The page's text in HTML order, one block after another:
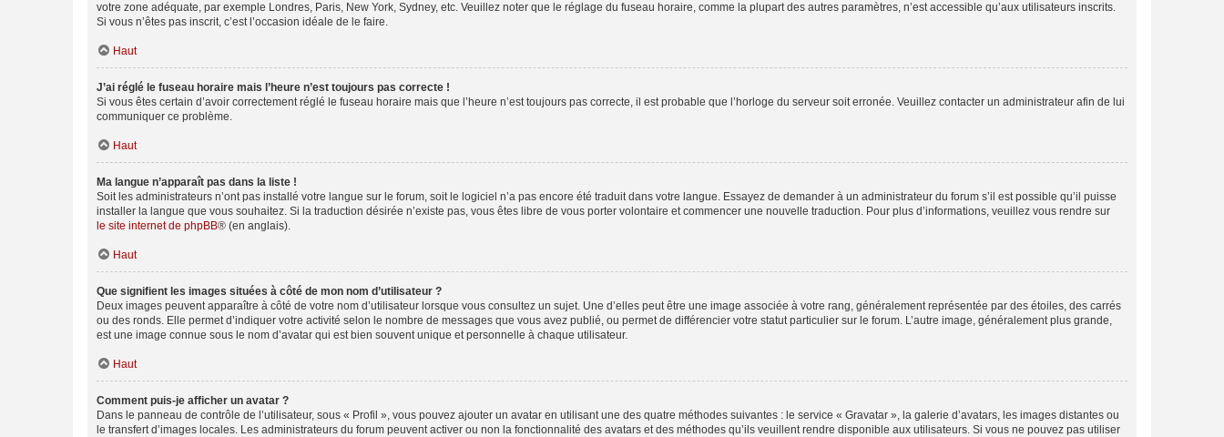
votre zone adéquate, par exemple Londres, Paris, New York, Sydney, etc. Veuillez noter que le réglage du fuseau horaire, comme la plupart des autres paramètres, n’est accessible qu’aux utilisateurs inscrits.
Si vous n’êtes pas inscrit, c’est l’occasion idéale de le faire.
Haut
J’ai réglé le fuseau horaire mais l’heure n’est toujours pas correcte !
Si vous êtes certain d’avoir correctement réglé le fuseau horaire mais que l’heure n’est toujours pas correcte, il est probable que l’horloge du serveur soit erronée. Veuillez contacter un administrateur afin de lui
communiquer ce problème.
Haut
Ma langue n’apparaît pas dans la liste !
Soit les administrateurs n’ont pas installé votre langue sur le forum, soit le logiciel n’a pas encore été traduit dans votre langue. Essayez de demander à un administrateur du forum s’il est possible qu’il puisse
installer la langue que vous souhaitez. Si la traduction désirée n’existe pas, vous êtes libre de vous porter volontaire et commencer une nouvelle traduction. Pour plus d’informations, veuillez vous rendre sur
le site internet de phpBB® (en anglais).
Haut
Que signifient les images situées à côté de mon nom d’utilisateur ?
Deux images peuvent apparaître à côté de votre nom d’utilisateur lorsque vous consultez un sujet. Une d’elles peut être une image associée à votre rang, généralement représentée par des étoiles, des carrés
ou des ronds. Elle permet d’indiquer votre activité selon le nombre de messages que vous avez publié, ou permet de différencier votre statut particulier sur le forum. L’autre image, généralement plus grande,
est une image connue sous le nom d’avatar qui est bien souvent unique et personnelle à chaque utilisateur.
Haut
Comment puis-je afficher un avatar ?
Dans le panneau de contrôle de l’utilisateur, sous « Profil », vous pouvez ajouter un avatar en utilisant une des quatre méthodes suivantes : le service « Gravatar », la galerie d’avatars, les images distantes ou
le transfert d’images locales. Les administrateurs du forum peuvent activer ou non la fonctionnalité des avatars et des méthodes qu’ils veuillent rendre disponible aux utilisateurs. Si vous ne pouvez pas utiliser